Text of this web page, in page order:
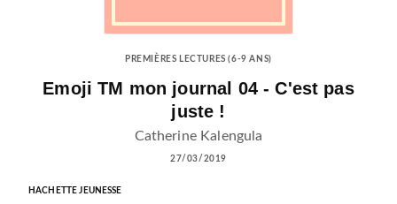
PREMIÈRES LECTURES (6-9 ANS)
Emoji TM mon journal 04 - C'est pas
juste !
Catherine Kalengula
27/03/2019
HACHETTE JEUNESSE